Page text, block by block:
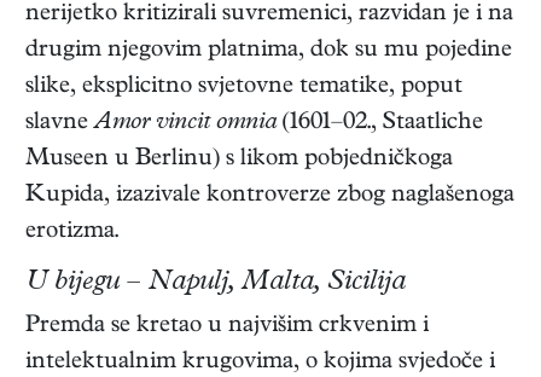
nerijetko kritizirali suvremenici, razvidan je i na
drugim njegovim platnima, dok su mu pojedine
slike, eksplicitno svjetovne tematike, poput
slavneAmor vincit omnia(1601–02., Staatliche
Museen u Berlinu) s likom pobjedničkoga
Kupida, izazivale kontroverze zbog naglašenoga
erotizma.
U bijegu – Napulj, Malta, Sicilija
Premda se kretao u najvišim crkvenim i
intelektualnim krugovima, o kojima svjedoče i